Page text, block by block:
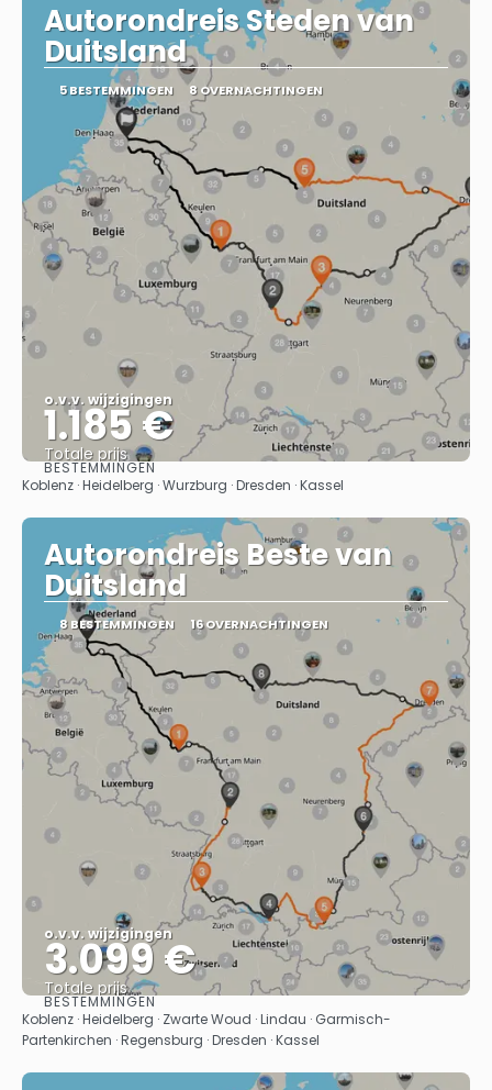
Autorondreis Steden van
Duitsland
5 BESTEMMINGEN 8 OVERNACHTINGEN
o.v.v. wijzigingen
1.185 €
Totale prijs
Bekijk
BESTEMMINGEN
Koblenz · Heidelberg · Wurzburg · Dresden · Kassel
Autorondreis Beste van
Duitsland
8 BESTEMMINGEN 16 OVERNACHTINGEN
o.v.v. wijzigingen
3.099 €
Totale prijs
Bekijk
BESTEMMINGEN
Koblenz · Heidelberg · Zwarte Woud · Lindau · Garmisch-
Partenkirchen · Regensburg · Dresden · Kassel